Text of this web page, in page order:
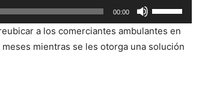
00:00
las
teclas
de
a los comerciantes ambulantes en
mientras se les otorga una solución